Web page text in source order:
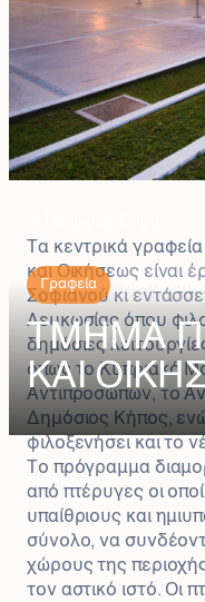
Γραφεία Κέντρο
ΤΜΗΜΑ
ΚΑΙ
Τα κεντρικά
και Οικήσεως είναι
Σοφιανού κι
Λευκωσίας όπου
δημόσιες
όπως το Κυπριακό
Αντιπροσώπων, το
Δημόσιος Κήπος,
φιλοξενήσει και το
Το πρόγραμμα
από πτέρυγες οι
υπαίθριους και
σύνολο, να
χώρους της
τον αστικό ιστό. Οι